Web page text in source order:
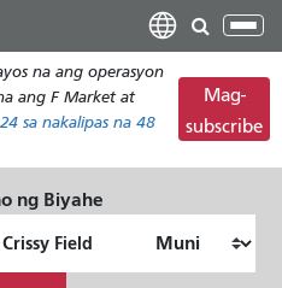
pangunahing
nilalaman
I-
ang
na ang operasyon
ang F Market at
24 sa nakalipas na 48
Mag-
subscribe
ng Biyahe